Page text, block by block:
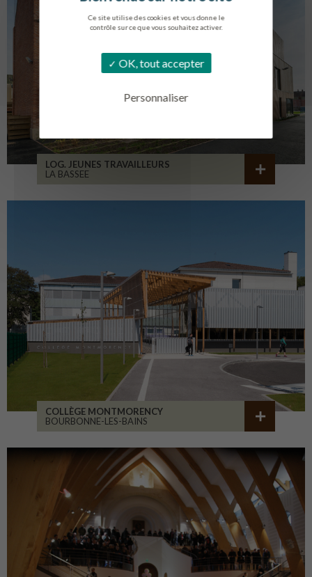
Ce site utilise des cookies et vous donne le
contrôle sur ce que vous souhaitez activer.
OK, tout accepter
Personnaliser
LOG. JEUNES TRAVAILLEURS
LA BASSEE
COLLÈGE MONTMORENCY
BOURBONNE-LES-BAINS